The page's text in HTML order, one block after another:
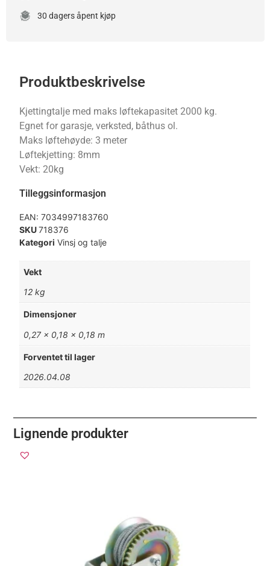
30 dagers åpent kjøp
Produktbeskrivelse
Kjettingtalje med maks løftekapasitet 2000 kg.
Egnet for garasje, verksted, båthus ol.
Maks løftehøyde: 3 meter
Løftekjetting: 8mm
Vekt: 20kg
Tilleggsinformasjon
EAN:7034997183760
SKU718376
Kategori Vinsj og talje
Vekt
12 kg
Dimensjoner
0,27 × 0,18 × 0,18 m
Forventet til lager
2026.04.08
Lignende produkter